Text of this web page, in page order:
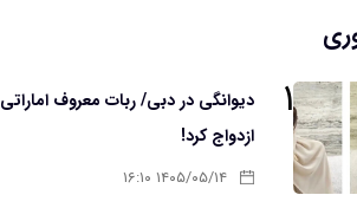
۱
دیوانگی در دبی/ ربات معروف اماراتی
ازدواج کرد!
۱۴۰۵/۰۵/۱۴ ۱۶:۱۰